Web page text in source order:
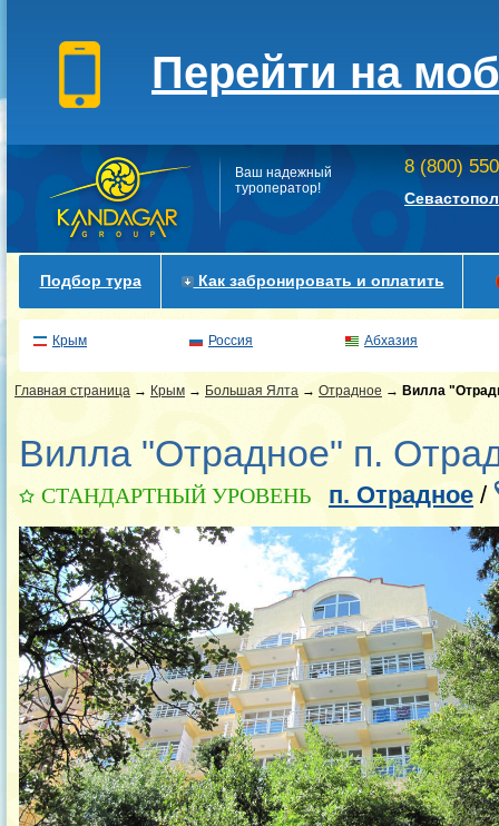
Перейти на
Ваш надежный
туроператор!
8 (800)
Подбор тура Как забронировать и оплатить
Крым Россия Абхазия
Главная страница → Крым → Большая Ялта → Отрадное → Вилла
Вилла "Отрадное" п.
СТАНДАРТНЫЙ УРОВЕНЬ п. Отрадное /